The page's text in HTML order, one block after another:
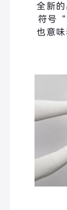
全新
符号
也意